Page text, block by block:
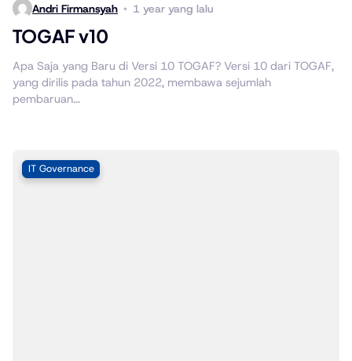
Andri Firmansyah 1 year yang lalu
TOGAF v10
Apa Saja yang Baru di Versi 10 TOGAF? Versi 10 dari TOGAF,
yang dirilis pada tahun 2022, membawa sejumlah
pembaruan...
IT Governance